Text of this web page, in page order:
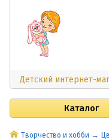
Детский интернет-
Каталог
Творчество и хобби